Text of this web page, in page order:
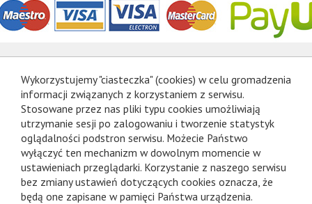
Wykorzystujemy "ciasteczka" (cookies) w celu gromadzenia
informacji związanych z korzystaniem z serwisu.
Stosowane przez nas pliki typu cookies umożliwiają
utrzymanie sesji po zalogowaniu i tworzenie statystyk
oglądalności podstron serwisu. Możecie Państwo
wyłączyć ten mechanizm w dowolnym momencie w
ustawieniach przeglądarki. Korzystanie z naszego serwisu
bez zmiany ustawień dotyczących cookies oznacza, że
będą one zapisane w pamięci Państwa urządzenia.